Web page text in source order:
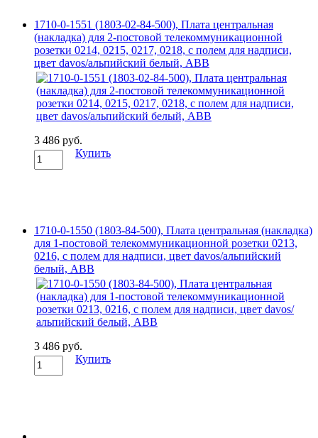
1710-0-1551 (1803-02-84-500), Плата центральная
(накладка) для 2-постовой телекоммуникационной
розетки 0214, 0215, 0217, 0218, с полем для надписи,
цвет davos/альпийский белый, ABB
3 486 руб.
Купить
1710-0-1550 (1803-84-500), Плата центральная (накладка)
для 1-постовой телекоммуникационной розетки 0213,
0216, с полем для надписи, цвет davos/альпийский
белый, ABB
3 486 руб.
Купить